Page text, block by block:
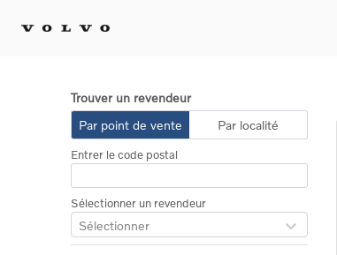
Trouver un revendeur
Par point de vente
Par localité
Entrer le code postal
Sélectionner un revendeur
Sélectionner